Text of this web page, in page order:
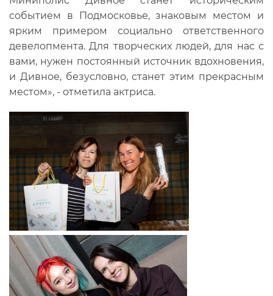
событием в Подмосковье, знаковым местом и
ярким примером социально ответственного
девелопмента. Для творческих людей, для нас с
вами, нужен постоянный источник вдохновения,
и Дивное, безусловно, станет этим прекрасным
местом», - отметила актриса.